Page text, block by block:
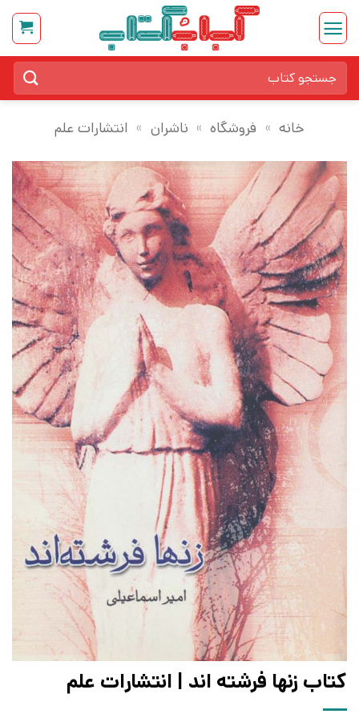
Skip
content
برای:
خانه » فروشگاه » ناشران » انتشارات علم
کتاب زنها فرشته اند | انتشارات علم